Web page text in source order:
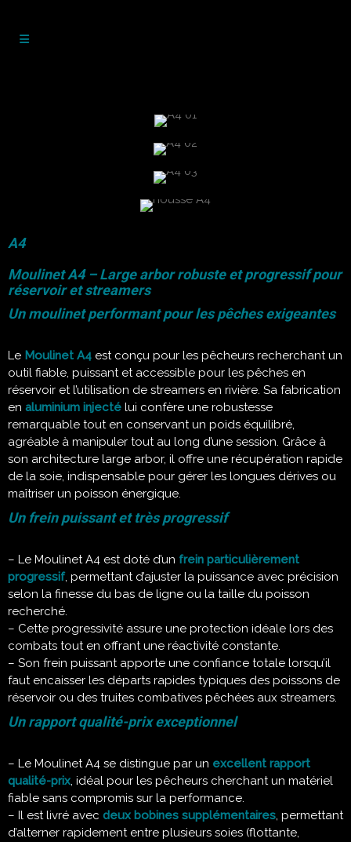
A4
Moulinet A4 – Large arbor robuste et progressif pour
réservoir et streamers
Un moulinet performant pour les pêches exigeantes
Le Moulinet A4 est conçu pour les pêcheurs recherchant un
outil fiable, puissant et accessible pour les pêches en
réservoir et l’utilisation de streamers en rivière. Sa fabrication
en aluminium injecté lui confère une robustesse
remarquable tout en conservant un poids équilibré,
agréable à manipuler tout au long d’une session. Grâce à
son architecture large arbor, il offre une récupération rapide
de la soie, indispensable pour gérer les longues dérives ou
maîtriser un poisson énergique.
Un frein puissant et très progressif
– Le Moulinet A4 est doté d’un frein particulièrement
progressif, permettant d’ajuster la puissance avec précision
selon la finesse du bas de ligne ou la taille du poisson
recherché.
– Cette progressivité assure une protection idéale lors des
combats tout en offrant une réactivité constante.
– Son frein puissant apporte une confiance totale lorsqu’il
faut encaisser les départs rapides typiques des poissons de
réservoir ou des truites combatives pêchées aux streamers.
Un rapport qualité-prix exceptionnel
– Le Moulinet A4 se distingue par un excellent rapport
qualité-prix, idéal pour les pêcheurs cherchant un matériel
fiable sans compromis sur la performance.
– Il est livré avec deux bobines supplémentaires, permettant
d’alterner rapidement entre plusieurs soies (flottante,